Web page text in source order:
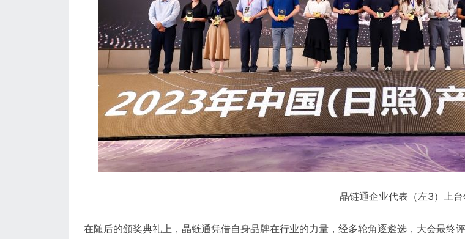
晶链通企业代表（左3）上台
在随后的颁奖典礼上，晶链通凭借自身品牌在行业的力量，经多轮角逐遴选，大会最终